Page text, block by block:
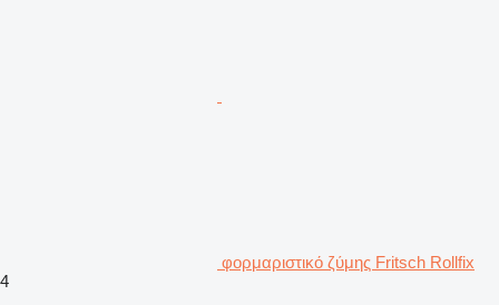
φορμαριστικό ζύμης Fritsch Rollfix
4